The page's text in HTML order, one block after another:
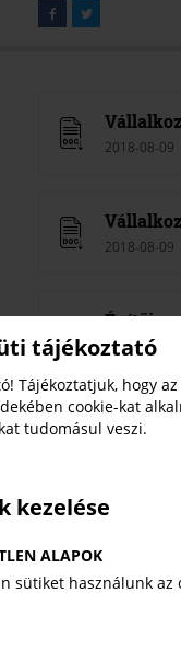
2018-08-09
2018-08-09
2018-08-09
tájékoztató
Tájékoztatjuk, hogy
cookie-kat
tudomásul veszi.
kezelése
ALAPOK
sütiket használunk